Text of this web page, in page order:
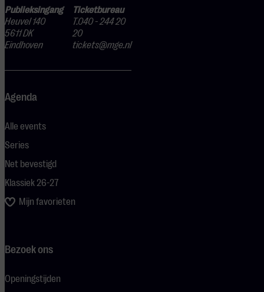
Publieksingang
Heuvel 140
5611 DK
Eindhoven
Ticketbureau
T.040 - 244 20
20
tickets@mge.nl
Agenda
Alle events
Series
Net bevestigd
Klassiek 26-27
Mijn favorieten
Bezoek ons
Openingstijden